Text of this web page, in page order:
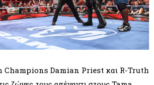
Champions Damian Priest και R-Truth